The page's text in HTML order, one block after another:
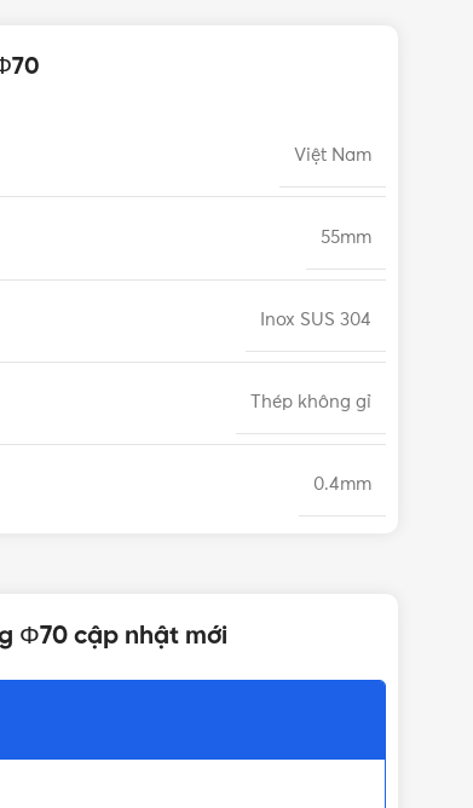
Việt Nam
55mm
Inox SUS 304
Thép không gỉ
0.4mm
3 - 4 giờ trong điều
Φ70 cập nhật mới